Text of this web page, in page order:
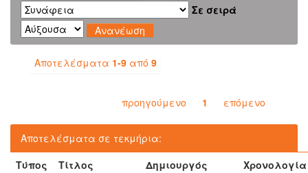
Σε σειρά
Αποτελέσματα 1-9 από 9
προηγούμενο 1 επόμενο
Αποτελέσματα σε τεκμήρια:
Τύπος
Τίτλος Δημιουργός
Χρονολογία